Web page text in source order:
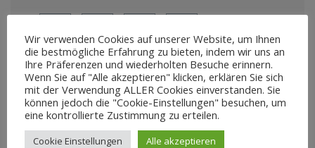
BESCHREIBUNG
Wir verwenden Cookies auf unserer Website, um Ihnen
die bestmögliche Erfahrung zu bieten, indem wir uns an
Ihre Präferenzen und wiederholten Besuche erinnern.
Wenn Sie auf "Alle akzeptieren" klicken, erklären Sie sich
mit der Verwendung ALLER Cookies einverstanden. Sie
können jedoch die "Cookie-Einstellungen" besuchen, um
eine kontrollierte Zustimmung zu erteilen.
Cookie Einstellungen Alle akzeptieren